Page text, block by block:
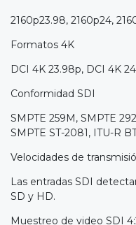
2160p23.98, 2160p24,
Formatos 4K
DCI 4K 23.98p, DCI 4K
Conformidad SDI
SMPTE 259M, SMPTE
SMPTE ST-2081, ITU-R
Velocidades de
Las entradas SDI
SD y HD.
Muestreo de video SDI